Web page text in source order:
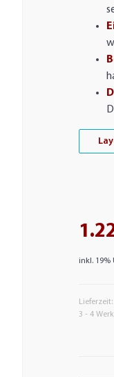
inkl. 19%
Lieferzeit:
3 - 4